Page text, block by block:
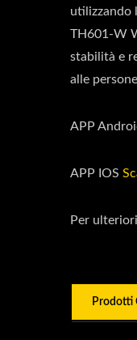
utilizzando
TH601-W
stabilità e
alle
APP
APP IOS
Per
Prodotti